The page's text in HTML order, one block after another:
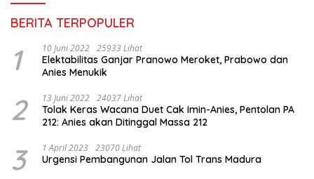
BERITA TERPOPULER
1 10 Juni 2022 25933 Lihat
Elektabilitas Ganjar Pranowo Meroket, Prabowo dan
Anies Menukik
2 13 Juni 2022 24037 Lihat
Tolak Keras Wacana Duet Cak Imin-Anies, Pentolan PA
212: Anies akan Ditinggal Massa 212
3 1 April 2023 23070 Lihat
Urgensi Pembangunan Jalan Tol Trans Madura